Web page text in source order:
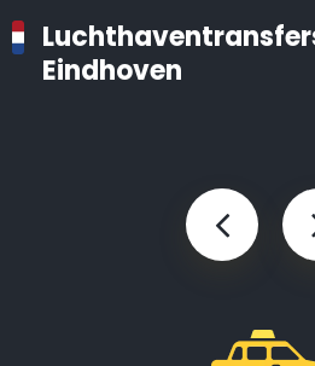
Eindhoven